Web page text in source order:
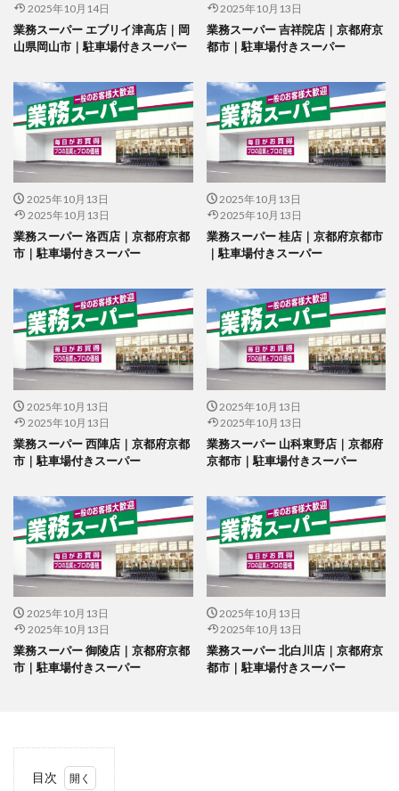
2025年10月14日
業務スーパー エブリイ津高店｜岡
山県岡山市｜駐車場付きスーパー
2025年10月13日
業務スーパー 吉祥院店｜京都府京
都市｜駐車場付きスーパー
2025年10月13日
2025年10月13日
業務スーパー 洛西店｜京都府京都
市｜駐車場付きスーパー
2025年10月13日
2025年10月13日
業務スーパー 桂店｜京都府京都市
｜駐車場付きスーパー
2025年10月13日
2025年10月13日
業務スーパー 西陣店｜京都府京都
市｜駐車場付きスーパー
2025年10月13日
2025年10月13日
業務スーパー 山科東野店｜京都府
京都市｜駐車場付きスーパー
2025年10月13日
2025年10月13日
業務スーパー 御陵店｜京都府京都
市｜駐車場付きスーパー
2025年10月13日
2025年10月13日
業務スーパー 北白川店｜京都府京
都市｜駐車場付きスーパー
目次